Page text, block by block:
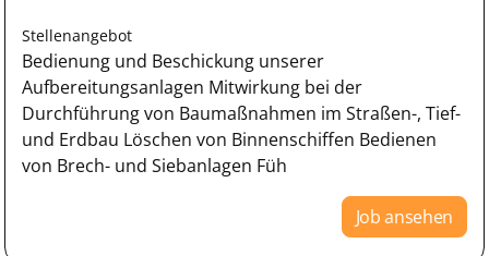
Stellenangebot
Bedienung und Beschickung unserer
Aufbereitungsanlagen Mitwirkung bei der
Durchführung von Baumaßnahmen im Straßen-, Tief-
und Erdbau Löschen von Binnenschiffen Bedienen
von Brech- und Siebanlagen Füh
Job ansehen